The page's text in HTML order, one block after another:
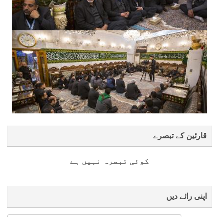
قارئین کے تبصرے
کوئی تبصرہ نہیں ہے
اپنی رائے دیں